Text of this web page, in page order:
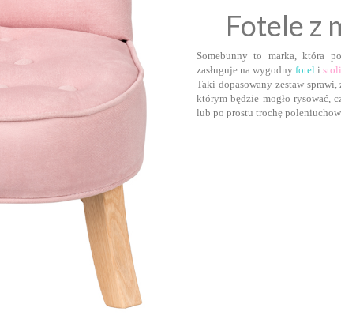
Fotele z
Somebunny to marka, która
zasługuje na wygodny fotel i
Taki dopasowany zestaw
którym będzie mogło rysować,
lub po prostu trochę